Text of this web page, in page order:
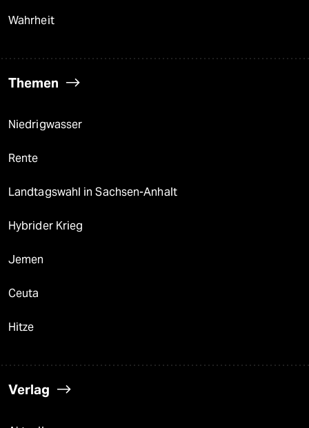
Wahrheit
Themen
Niedrigwasser
Rente
Landtagswahl in Sachsen-Anhalt
Hybrider Krieg
Jemen
Ceuta
Hitze
Verlag